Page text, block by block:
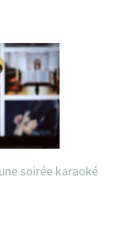
soirée karaoké